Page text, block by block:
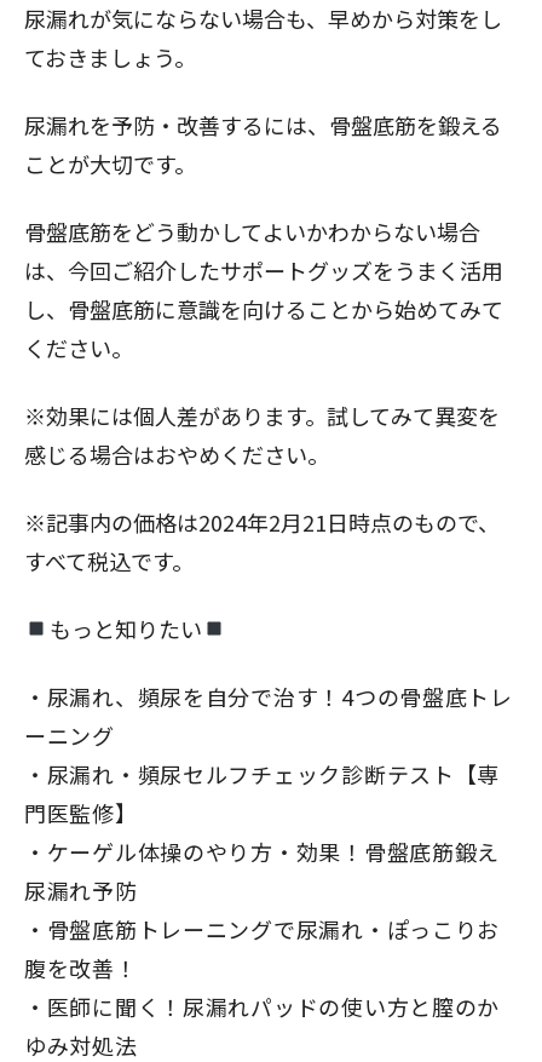
尿漏れが気にならない場合も、早めから対策をし
ておきましょう。
尿漏れを予防・改善するには、骨盤底筋を鍛える
ことが大切です。
骨盤底筋をどう動かしてよいかわからない場合
は、今回ご紹介したサポートグッズをうまく活用
し、骨盤底筋に意識を向けることから始めてみて
ください。
※効果には個人差があります。試してみて異変を
感じる場合はおやめください。
※記事内の価格は2024年2月21日時点のもので、
すべて税込です。
もっと知りたい
尿漏れ、頻尿を自分で治す！4つの骨盤底トレ
ーニング
尿漏れ・頻尿セルフチェック診断テスト【専
門医監修】
ケーゲル体操のやり方・効果！骨盤底筋鍛え
尿漏れ予防
骨盤底筋トレーニングで尿漏れ・ぽっこりお
腹を改善！
医師に聞く！尿漏れパッドの使い方と膣のか
ゆみ対処法